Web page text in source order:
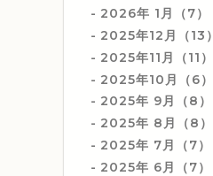
2026年 1月（7）
2025年12月（13）
2025年11月（11）
2025年10月（6）
2025年 9月（8）
2025年 8月（8）
2025年 7月（7）
2025年 6月（7）